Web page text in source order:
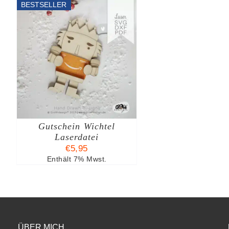
BESTSELLER
Gutschein Wichtel
Laserdatei
€5,95
Enthält 7% Mwst.
ÜBER MICH